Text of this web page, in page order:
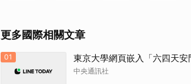
更多國際相關文章
01 東京大學網頁嵌入「六四天
中央通訊社